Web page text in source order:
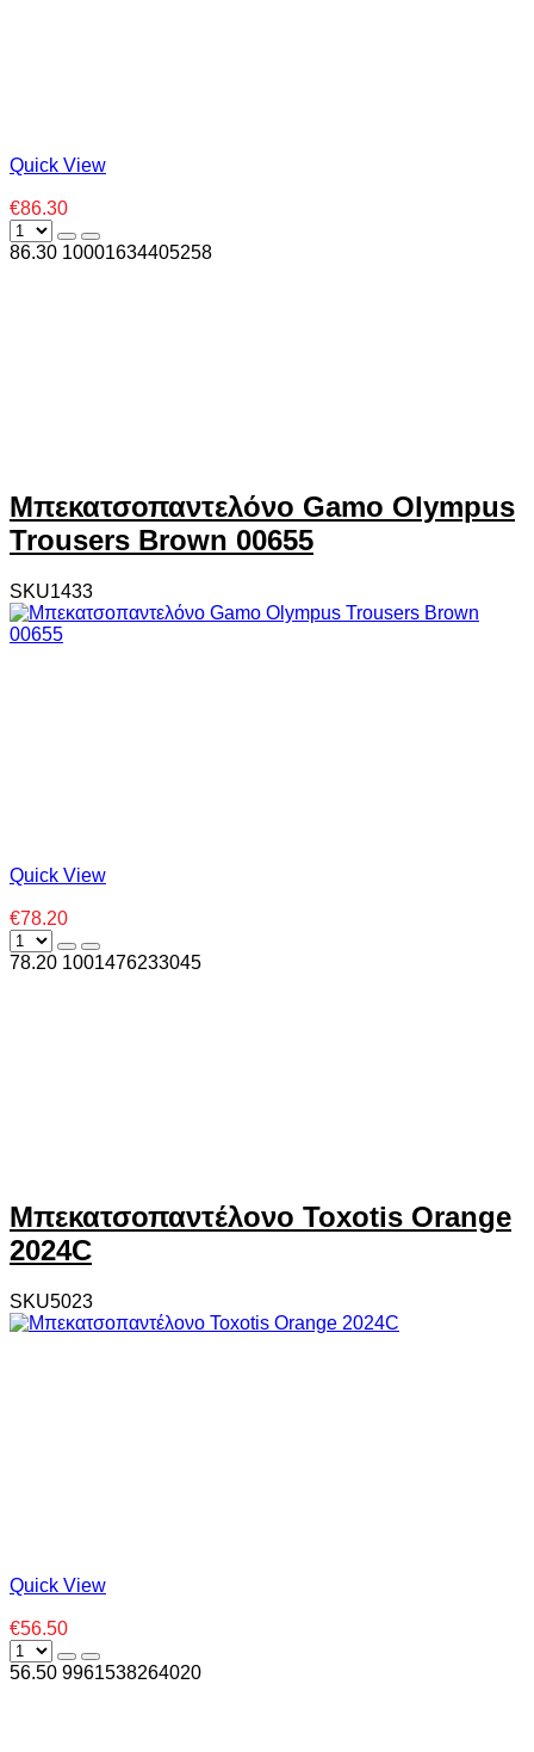
Quick View
€86.30
86.30 10001634405258
Μπεκατσοπαντελόνο Gamo Olympus
Trousers Brown 00655
SKU1433
Quick View
€78.20
78.20 1001476233045
Μπεκατσοπαντέλονο Toxotis Orange
2024C
SKU5023
Quick View
€56.50
56.50 9961538264020